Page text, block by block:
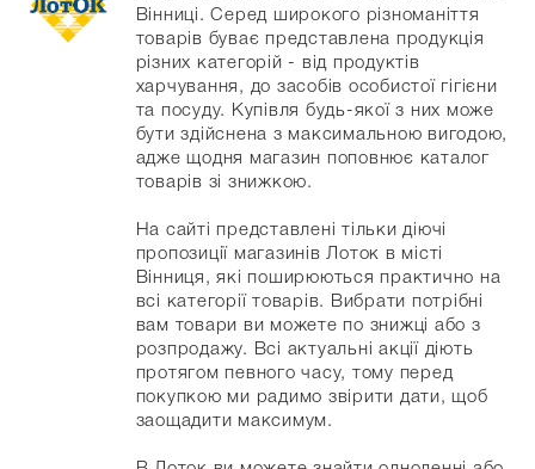
Вінниці. Серед широкого різноманіття
товарів буває представлена продукція
різних категорій - від продуктів
харчування, до засобів особистої гігієни
та посуду. Купівля будь-якої з них може
бути здійснена з максимальною вигодою,
адже щодня магазин поповнює каталог
товарів зі знижкою.
На сайті представлені тільки діючі
пропозиції магазинів Лоток в місті
Вінниця, які поширюються практично на
всі категорії товарів. Вибрати потрібні
вам товари ви можете по знижці або з
розпродажу. Всі актуальні акції діють
протягом певного часу, тому перед
покупкою ми радимо звірити дати, щоб
заощадити максимум.